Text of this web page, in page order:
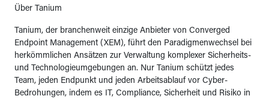
Über Tanium
Tanium, der branchenweit einzige Anbieter von Converged
Endpoint Management (XEM), führt den Paradigmenwechsel bei
herkömmlichen Ansätzen zur Verwaltung komplexer Sicherheits-
und Technologieumgebungen an. Nur Tanium schützt jedes
Team, jeden Endpunkt und jeden Arbeitsablauf vor Cyber-
Bedrohungen, indem es IT, Compliance, Sicherheit und Risiko in